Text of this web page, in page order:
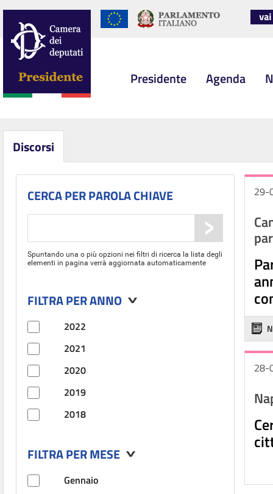
Presidente Agenda
Discorsi
CERCA PER PAROLA CHIAVE
Spuntando una o più opzioni nei filtri di ricerca la lista degli
elementi in pagina verrà aggiornata automaticamente
FILTRA PER ANNO
2022
2021
2020
2019
2018
FILTRA PER MESE
Gennaio
29-
28-